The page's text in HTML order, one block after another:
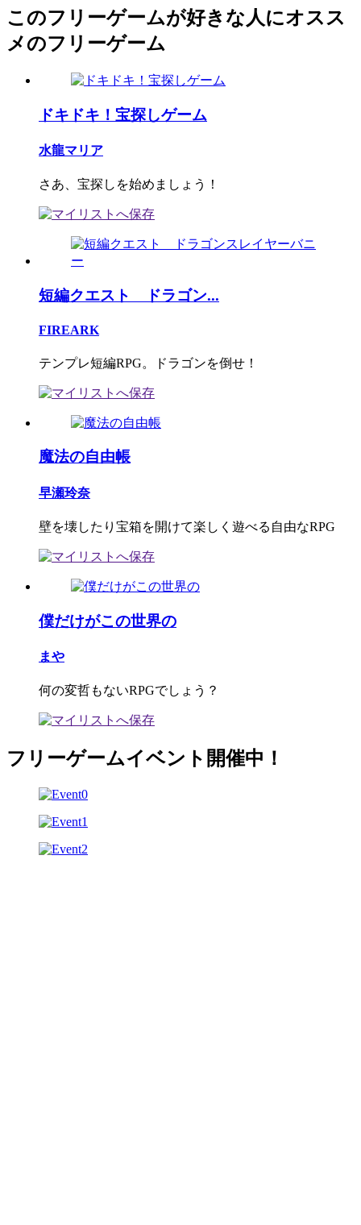
このフリーゲームが好きな人にオスス
メのフリーゲーム
ドキドキ！宝探しゲーム
水龍マリア
さあ、宝探しを始めましょう！
短編クエスト ドラゴン...
FIREARK
テンプレ短編RPG。ドラゴンを倒せ！
魔法の自由帳
早瀬玲奈
壁を壊したり宝箱を開けて楽しく遊べる自由なRPG
僕だけがこの世界の
まや
何の変哲もないRPGでしょう？
フリーゲームイベント開催中！